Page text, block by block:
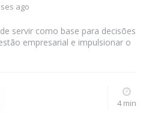
ago
servir como base para decisões
empresarial e impulsionar o
4 min